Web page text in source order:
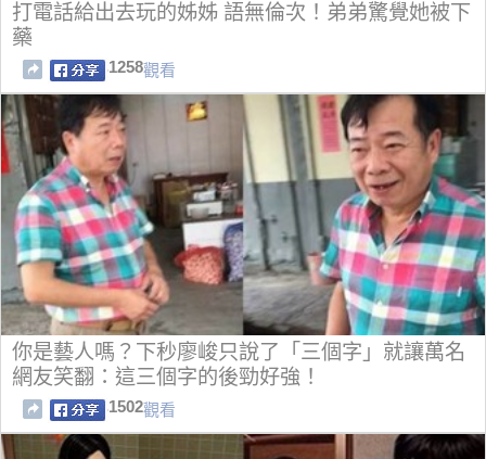
打電話給出去玩的姊姊 語無倫次！弟弟驚覺她被下
藥
1258觀看
你是藝人嗎？下秒廖峻只說了「三個字」就讓萬名
網友笑翻：這三個字的後勁好強！
1502觀看